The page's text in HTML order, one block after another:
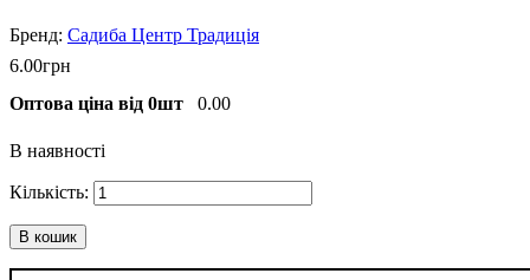
Садиба Центр Традиція
6.00грн
Оптова ціна від 0шт
0.00
В наявності
В кошик